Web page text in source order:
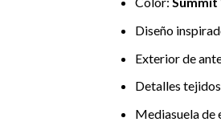
Diseño
Exterior de
Detalles
Mediasuela de